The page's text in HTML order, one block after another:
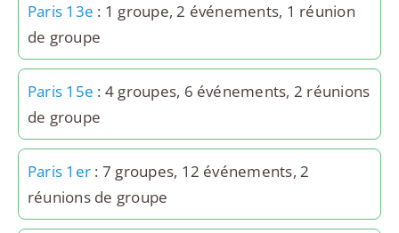
Paris 13e : 1 groupe, 2 événements, 1 réunion
de groupe
Paris 15e : 4 groupes, 6 événements, 2 réunions
de groupe
Paris 1er : 7 groupes, 12 événements, 2
réunions de groupe